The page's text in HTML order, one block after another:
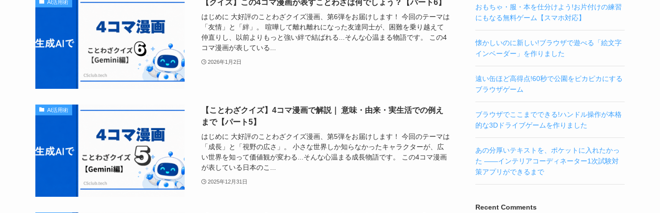
AI活用術 【クイズ】この4コマ漫画が表すことわざは何でしょう？【パート6】
はじめに 大好評のことわざクイズ漫画、第6弾をお届けします！ 今回のテーマは
「友情」と「絆」。 喧嘩して離れ離れになった友達同士が、困難を乗り越えて
仲直りし、以前よりもっと強い絆で結ばれる...そんな心温まる物語です。 この4
コマ漫画が表している...
2026年1月2日
AI活用術
【ことわざクイズ】4コマ漫画で解説｜ 意味・由来・実生活での例え
まで【パート5】
はじめに 大好評のことわざクイズ漫画、第5弾をお届けします！ 今回のテーマは
「成長」と「視野の広さ」。 小さな世界しか知らなかったキャラクターが、広
い世界を知って価値観が変わる...そんな心温まる成長物語です。 この4コマ漫画
が表している日本のこ...
2025年12月31日
おもちゃ・服・本を仕分けよう!お片付けの練習
にもなる無料ゲーム【スマホ対応】
懐かしいのに新しい!ブラウザで遊べる「絵文字
インベーダー」を作りました
遠い缶ほど高得点!60秒で公園をピカピカにする
ブラウザゲーム
ブラウザでここまでできる!ハンドル操作が本格
的な3Dドライブゲームを作りました
あの分厚いテキストを、ポケットに入れたかっ
た ——インテリアコーディネーター1次試験対
策アプリができるまで
Recent Comments